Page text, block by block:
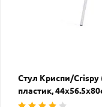
Стул Криспи/Crispy
пластик,